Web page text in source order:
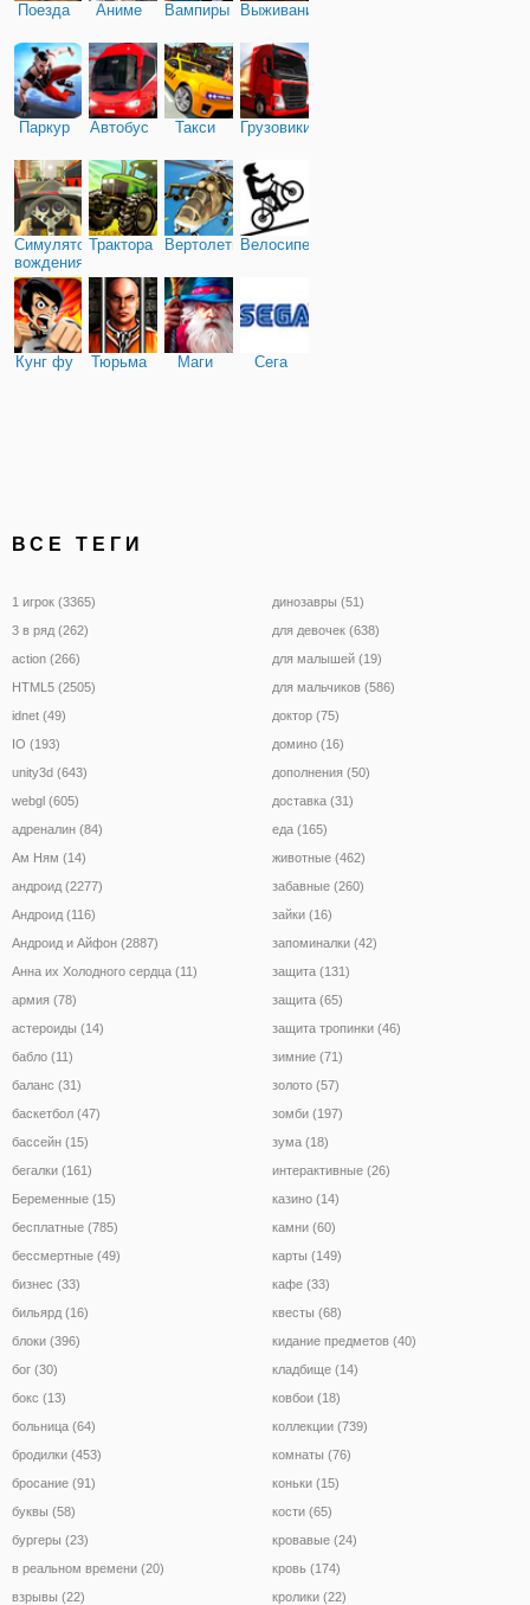
Поезда Аниме Вампиры Выживание
Паркур Автобус Такси Грузовики
Симулятор
вождения
Трактора ВертолетыВелосипед
Кунг фу Тюрьма Маги Сега
ВСЕ ТЕГИ
1 игрок (3365)
3 в ряд (262)
action (266)
HTML5 (2505)
idnet (49)
IO (193)
unity3d (643)
webgl (605)
адреналин (84)
Ам Ням (14)
андроид (2277)
Андроид (116)
Андроид и Айфон (2887)
Анна их Холодного сердца (11)
армия (78)
астероиды (14)
бабло (11)
баланс (31)
баскетбол (47)
бассейн (15)
бегалки (161)
Беременные (15)
бесплатные (785)
бессмертные (49)
бизнес (33)
бильярд (16)
блоки (396)
бог (30)
бокс (13)
больница (64)
бродилки (453)
бросание (91)
буквы (58)
бургеры (23)
в реальном времени (20)
взрывы (22)
динозавры (51)
для девочек (638)
для малышей (19)
для мальчиков (586)
доктор (75)
домино (16)
дополнения (50)
доставка (31)
еда (165)
животные (462)
забавные (260)
зайки (16)
запоминалки (42)
защита (131)
защита (65)
защита тропинки (46)
зимние (71)
золото (57)
зомби (197)
зума (18)
интерактивные (26)
казино (14)
камни (60)
карты (149)
кафе (33)
квесты (68)
кидание предметов (40)
кладбище (14)
ковбои (18)
коллекции (739)
комнаты (76)
коньки (15)
кости (65)
кровавые (24)
кровь (174)
кролики (22)